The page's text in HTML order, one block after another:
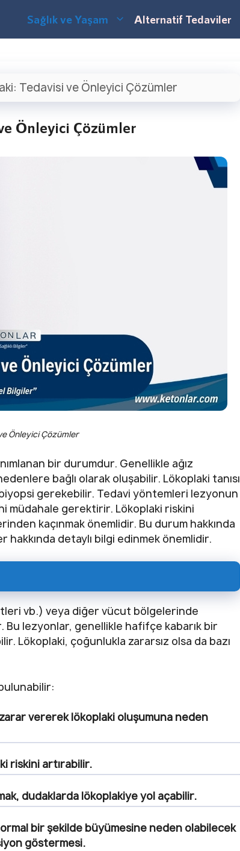
Sağlık ve Yaşam Alternatif Tedaviler
Tedavisi ve Önleyici Çözümler
Önleyici Çözümler
Önleyici Çözümler
bir durumdur. Genellikle ağız
bağlı olarak oluşabilir. Lökoplaki tanısı
gerekebilir. Tedavi yöntemleri lezyonun
müdahale gerektirir. Lökoplaki riskini
kaçınmak önemlidir. Bu durum hakkında
detaylı bilgi edinmek önemlidir.
vb.) veya diğer vücut bölgelerinde
lezyonlar, genellikle hafifçe kabarık bir
Lökoplaki, çoğunlukla zararsız olsa da bazı
vererek lökoplaki oluşumuna neden
riskini artırabilir.
dudaklarda lökoplakiye yol açabilir.
bir şekilde büyümesine neden olabilecek
göstermesi.